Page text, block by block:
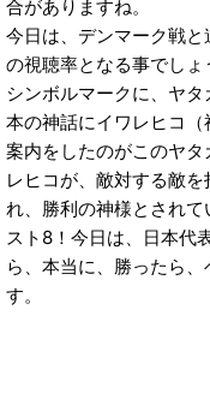
合がありますね。
今日は、デンマーク戦
の視聴率となる事でし
シンボルマークに、ヤ
本の神話にイワレヒコ
案内をしたのがこのヤ
レヒコが、敵対する敵
れ、勝利の神様とされ
スト8！今日は、日本代
ら、本当に、勝ったら
す。